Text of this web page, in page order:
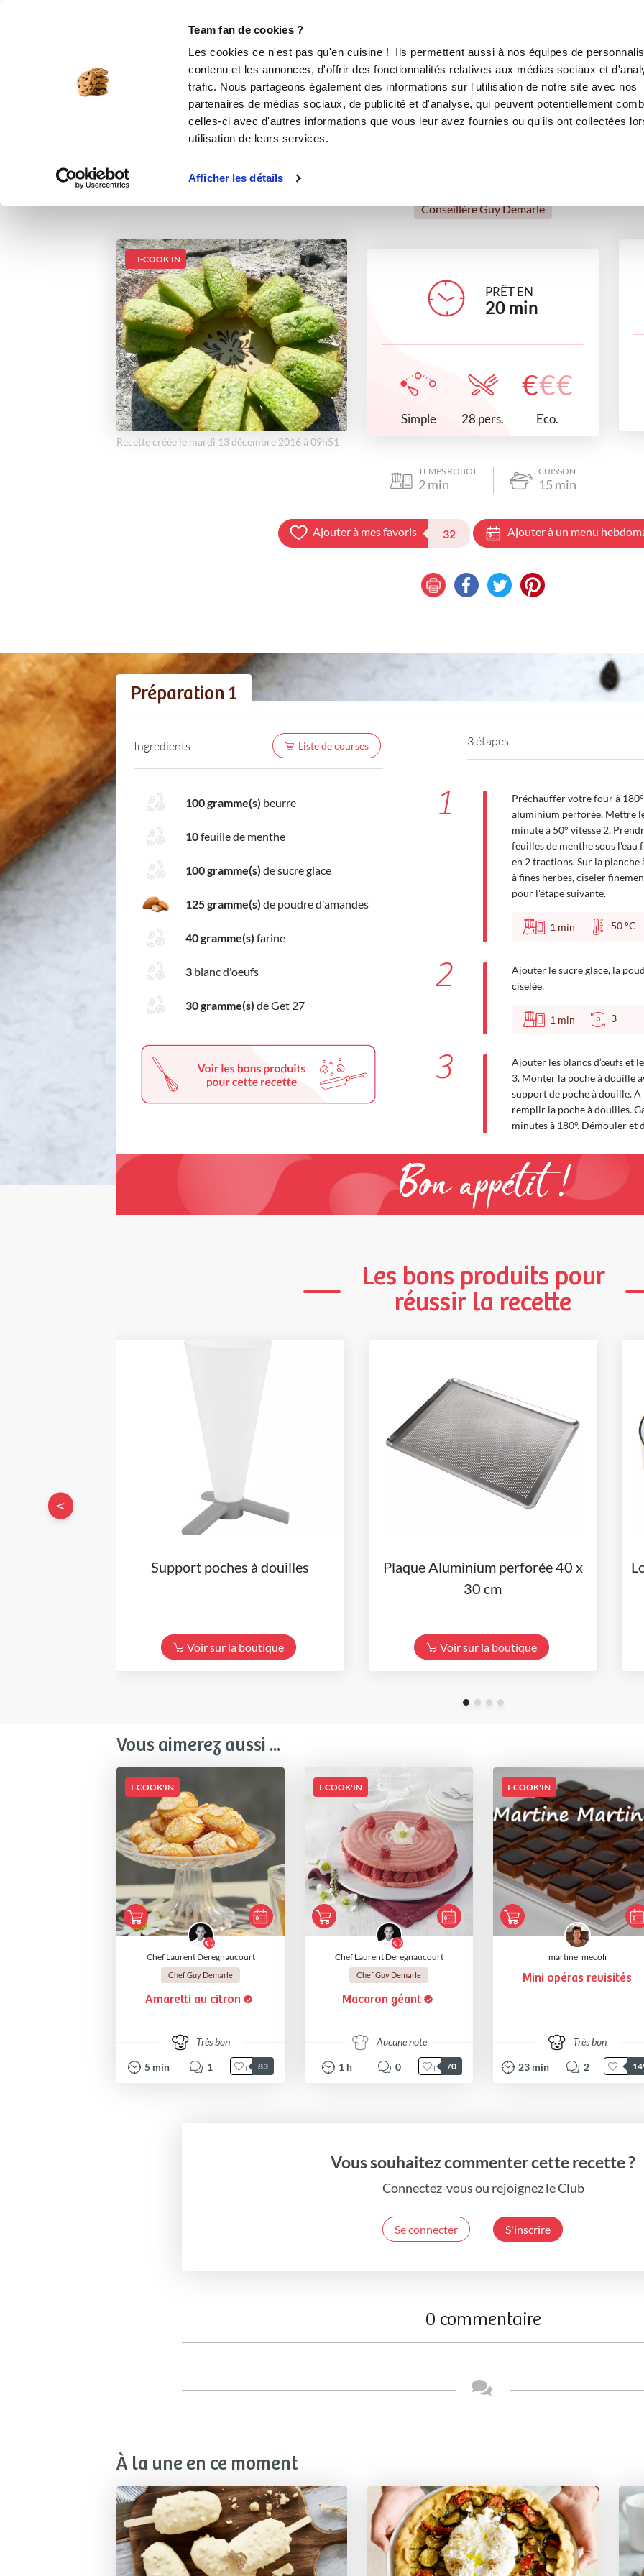
Team fan de cookies ?
Les cookies ce n'est pas qu'en cuisine ! Ils permettent aussi à nos équipes de
contenu et les annonces, d'offrir des fonctionnalités relatives aux médias sociaux et
trafic. Nous partageons également des informations sur l'utilisation de notre site avec nos
partenaires de médias sociaux, de publicité et d'analyse, qui peuvent potentiellement
celles-ci avec d'autres informations que vous leur avez fournies ou qu'ils ont collectées
utilisation de leurs services.
Afficher les détails
Financiers à la menthe dans le moule
desserts Saint-Valentin Tea time Petits gourmands
Conseillère Guy Demarle
I-COOK'IN
Recette créée le mardi 13 décembre 2016 à 09h51
PRÊT EN
20 min
Simple 28 pers.
€€€
Eco.
TEMPS ROBOT
2min
CUISSON
15 min
Ajouter à mes favoris 32 Ajouter à un menu
Préparation 1
Ingredients Liste de courses
100 gramme(s) beurre
10feuille de menthe
100 gramme(s) de sucre glace
125 gramme(s) de poudre d'amandes
40 gramme(s) farine
3 blanc d'oeufs
30 gramme(s) de Get 27
3 étapes
1
Préchauffer votre four à
aluminium perforée. Mettre
minute à 50° vitesse 2.
feuilles de menthe sous l'eau
en 2 tractions. Sur la planche
à fines herbes, ciseler
pour l'étape suivante.
1 min 50 °C
2
Ajouter le sucre glace, la
ciselée.
1 min 3
3
Ajouter les blancs d’œufs et
3. Monter la poche à douille
support de poche à douille.
remplir la poche à douilles.
minutes à 180°. Démouler et
Bon appétit !
Les bons produits pour
réussir la recette
Support poches à douilles
Voir sur la boutique
Plaque Aluminium perforée 40 x
30 cm
Voir sur la boutique
<
Vous aimerez aussi ...
I-COOK'IN
Chef Laurent Deregnaucourt
Chef Guy Demarle
Amaretti au citron
Très bon
5 min 1 83
I-COOK'IN
Chef Laurent Deregnaucourt
Chef Guy Demarle
Macaron géant
Aucune note
1 h 0 70
I-COOK'IN
martine_mecoli
Mini opéras revisités
Très bon
23 min 2
Vous souhaitez commenter cette recette ?
Connectez-vous ou rejoignez le Club
Se connecter S'inscrire
0 commentaire
À la une en ce moment